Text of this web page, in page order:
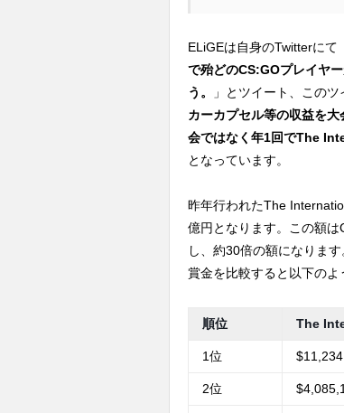
ELiGEは自身のTwitterにて
で殆どのCS:GOプレイヤ
う。
」とツイート、この
カーカプセル等の収益を
会ではなく年1回でThe
となっています。
昨年行われたThe
億円となります。この額
し、約30倍の額になりま
賞金を比較すると以下のよ
順位 The
1位
2位